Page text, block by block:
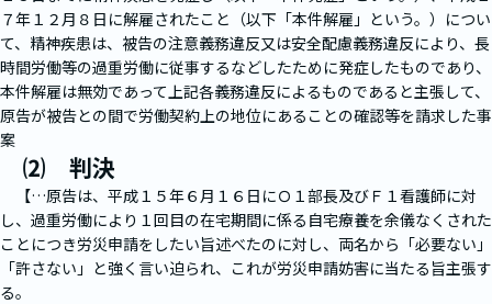
７年１２月８日に解雇されたこと（以下「本件解雇」という。）につい
て、精神疾患は、被告の注意義務違反又は安全配慮義務違反により、長
時間労働等の過重労働に従事するなどしたために発症したものであり、
本件解雇は無効であって上記各義務違反によるものであると主張して、
原告が被告との間で労働契約上の地位にあることの確認等を請求した事
案
⑵ 判決
【…原告は、平成１５年６月１６日にＯ１部長及びＦ１看護師に対
し、過重労働により１回目の在宅期間に係る自宅療養を余儀なくされた
ことにつき労災申請をしたい旨述べたのに対し、両名から「必要ない」
「許さない」と強く言い迫られ、これが労災申請妨害に当たる旨主張す
る。